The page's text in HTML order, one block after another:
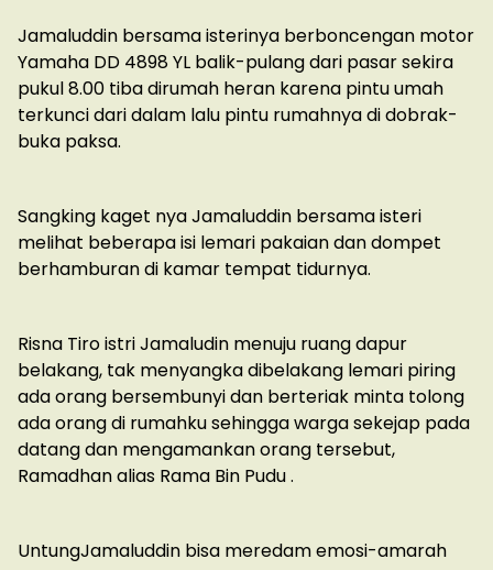
Jamaluddin bersama isterinya berboncengan motor
Yamaha DD 4898 YL balik-pulang dari pasar sekira
pukul 8.00 tiba dirumah heran karena pintu umah
terkunci dari dalam lalu pintu rumahnya di dobrak-
buka paksa.
Sangking kaget nya Jamaluddin bersama isteri
melihat beberapa isi lemari pakaian dan dompet
berhamburan di kamar tempat tidurnya.
Risna Tiro istri Jamaludin menuju ruang dapur
belakang, tak menyangka dibelakang lemari piring
ada orang bersembunyi dan berteriak minta tolong
ada orang di rumahku sehingga warga sekejap pada
datang dan mengamankan orang tersebut,
Ramadhan alias Rama Bin Pudu .
UntungJamaluddin bisa meredam emosi-amarah